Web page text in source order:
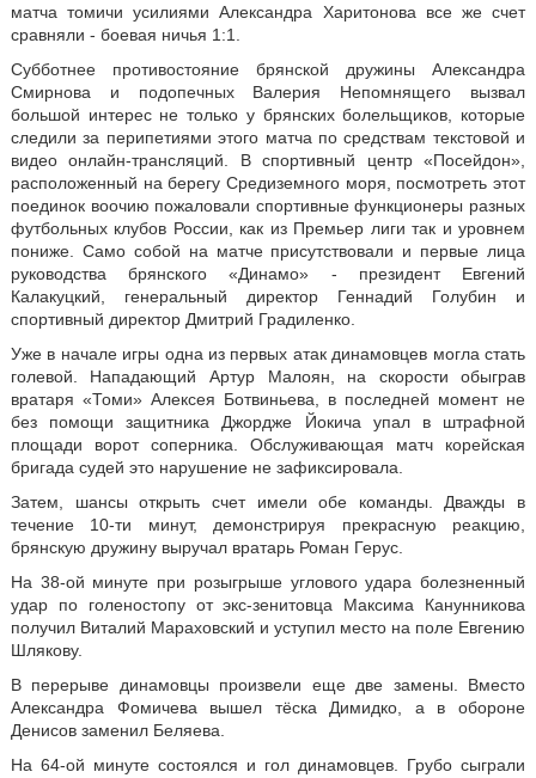
матча томичи усилиями Александра Харитонова все же счет
сравняли - боевая ничья 1:1.
Субботнее противостояние брянской дружины Александра
Смирнова и подопечных Валерия Непомнящего вызвал
большой интерес не только у брянских болельщиков, которые
следили за перипетиями этого матча по средствам текстовой и
видео онлайн-трансляций. В спортивный центр «Посейдон»,
расположенный на берегу Средиземного моря, посмотреть этот
поединок воочию пожаловали спортивные функционеры разных
футбольных клубов России, как из Премьер лиги так и уровнем
пониже. Само собой на матче присутствовали и первые лица
руководства брянского «Динамо» - президент Евгений
Калакуцкий, генеральный директор Геннадий Голубин и
спортивный директор Дмитрий Градиленко.
Уже в начале игры одна из первых атак динамовцев могла стать
голевой. Нападающий Артур Малоян, на скорости обыграв
вратаря «Томи» Алексея Ботвиньева, в последней момент не
без помощи защитника Джордже Йокича упал в штрафной
площади ворот соперника. Обслуживающая матч корейская
бригада судей это нарушение не зафиксировала.
Затем, шансы открыть счет имели обе команды. Дважды в
течение 10-ти минут, демонстрируя прекрасную реакцию,
брянскую дружину выручал вратарь Роман Герус.
На 38-ой минуте при розыгрыше углового удара болезненный
удар по голеностопу от экс-зенитовца Максима Канунникова
получил Виталий Мараховский и уступил место на поле Евгению
Шлякову.
В перерыве динамовцы произвели еще две замены. Вместо
Александра Фомичева вышел тёска Димидко, а в обороне
Денисов заменил Беляева.
На 64-ой минуте состоялся и гол динамовцев. Грубо сыграли